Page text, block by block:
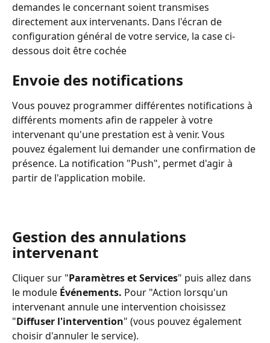
demandes le concernant soient transmises
directement aux intervenants. Dans l'écran de
configuration général de votre service, la case ci-
dessous doit être cochée
Envoie des notifications
Vous pouvez programmer différentes notifications à
différents moments afin de rappeler à votre
intervenant qu'une prestation est à venir. Vous
pouvez également lui demander une confirmation de
présence. La notification "Push", permet d'agir à
partir de l'application mobile.
Gestion des annulations
intervenant
Cliquer sur "Paramètres et Services" puis allez dans
le module Événements. Pour "Action lorsqu'un
intervenant annule une intervention choisissez
"Diffuser l'intervention" (vous pouvez également
choisir d'annuler le service).